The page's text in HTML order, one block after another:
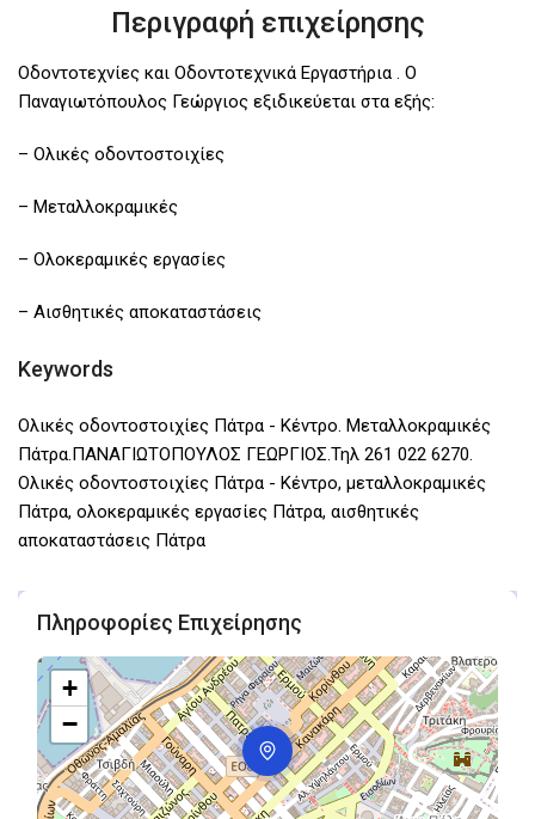
Περιγραφή επιχείρησης
Οδοντοτεχνίες και Οδοντοτεχνικά Εργαστήρια . Ο
Παναγιωτόπουλος Γεώργιος εξιδικεύεται στα εξής:
– Ολικές οδοντοστοιχίες
– Μεταλλοκραμικές
– Ολοκεραμικές εργασίες
– Αισθητικές αποκαταστάσεις
Keywords
Ολικές οδοντοστοιχίες Πάτρα - Κέντρο. Μεταλλοκραμικές
Πάτρα.ΠΑΝΑΓΙΩΤΟΠΟΥΛΟΣ ΓΕΩΡΓΙΟΣ.Τηλ 261 022 6270.
Ολικές οδοντοστοιχίες Πάτρα - Κέντρο, μεταλλοκραμικές
Πάτρα, ολοκεραμικές εργασίες Πάτρα, αισθητικές
αποκαταστάσεις Πάτρα
Πληροφορίες Επιχείρησης
+
−